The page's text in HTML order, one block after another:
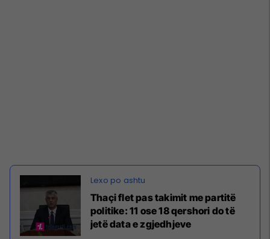
Thaçi flet pas takimit me partitë
politike: 11 ose 18 qershori do të
jetë data e zgjedhjeve